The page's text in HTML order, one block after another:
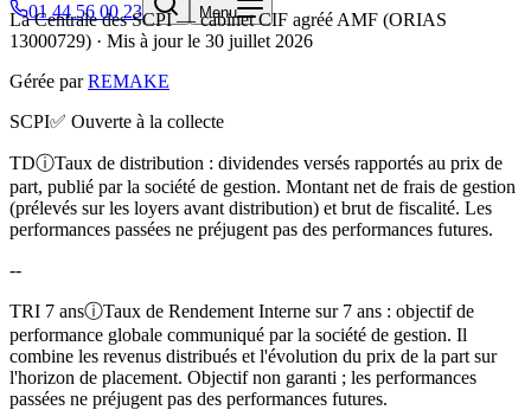
01 44 56 00 23
Menu
La Centrale des SCPI — cabinet CIF agréé AMF (ORIAS
13000729) · Mis à jour le 30 juillet 2026
Gérée par REMAKE
SCPI✅ Ouverte à la collecte
TDⓘTaux de distribution : dividendes versés rapportés au prix de
part, publié par la société de gestion. Montant net de frais de gestion
(prélevés sur les loyers avant distribution) et brut de fiscalité. Les
performances passées ne préjugent pas des performances futures.
--
TRI 7 ansⓘTaux de Rendement Interne sur 7 ans : objectif de
performance globale communiqué par la société de gestion. Il
combine les revenus distribués et l'évolution du prix de la part sur
l'horizon de placement. Objectif non garanti ; les performances
passées ne préjugent pas des performances futures.